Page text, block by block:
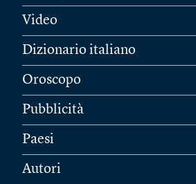
Video
Dizionario italiano
Oroscopo
Pubblicità
Paesi
Autori